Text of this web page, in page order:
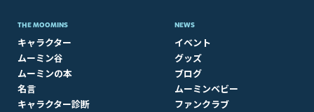
THE MOOMINS
キャラクター
ムーミン谷
ムーミンの本
名言
キャラクター診断
NEWS
イベント
グッズ
ブログ
ムーミンベビー
ファンクラブ